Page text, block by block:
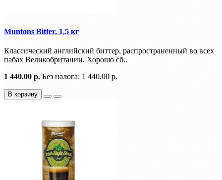
Muntons Bitter, 1,5 кг
Классический английский биттер, распространенный во всех
пабах Великобритании. Хорошо сб..
1 440.00 р. Без налога: 1 440.00 р.
В корзину